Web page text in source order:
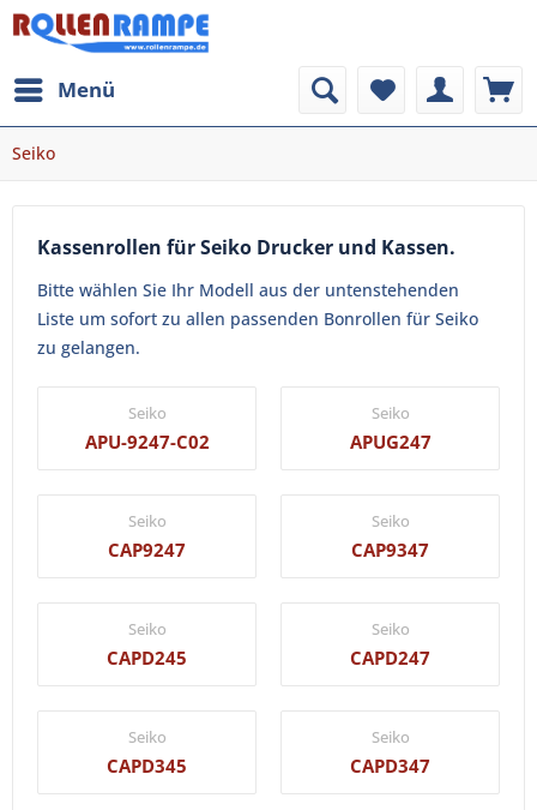
Menü
Seiko
Kassenrollen für Seiko Drucker und Kassen.
Bitte wählen Sie Ihr Modell aus der untenstehenden
Liste um sofort zu allen passenden Bonrollen für Seiko
zu gelangen.
Seiko
APU-9247-C02
Seiko
APUG247
Seiko
CAP9247
Seiko
CAP9347
Seiko
CAPD245
Seiko
CAPD247
Seiko
CAPD345
Seiko
CAPD347